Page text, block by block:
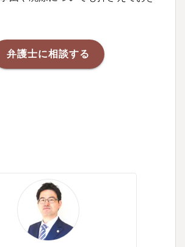
弁護士に相談する